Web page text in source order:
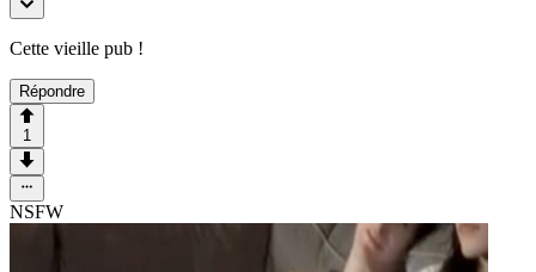
Cette vieille pub !
Répondre
1
NSFW